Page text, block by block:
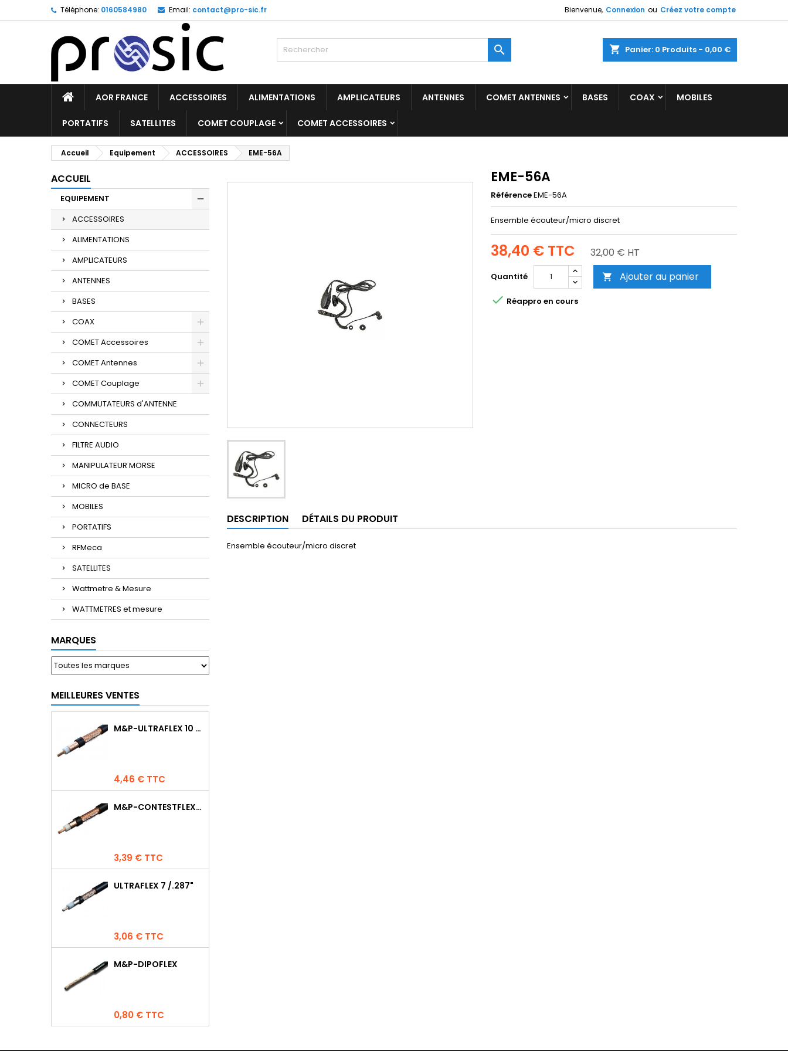
Téléphone: 0160584980 Email: contact@pro-sic.fr Bienvenue, Connexion ou Créez votre compte
shopping_cart Panier: 0 Produits - 0,00 €

AOR FRANCE ACCESSOIRES ALIMENTATIONS AMPLICATEURS ANTENNES COMET ANTENNES BASES COAX MOBILES
PORTATIFS SATELLITES COMET COUPLAGE COMET ACCESSOIRES
Accueil Equipement ACCESSOIRES EME-56A
ACCUEIL
EQUIPEMENT
ACCESSOIRES
ALIMENTATIONS
AMPLICATEURS
ANTENNES
BASES
COAX
COMET Accessoires
COMET Antennes
COMET Couplage
COMMUTATEURS d'ANTENNE
CONNECTEURS
FILTRE AUDIO
MANIPULATEUR MORSE
MICRO de BASE
MOBILES
PORTATIFS
RFMeca
SATELLITES
Wattmetre & Mesure
WATTMETRES et mesure
MARQUES
MEILLEURES VENTES
M&P-ULTRAFLEX 10 COMPETITION
Prix
4,46 € TTC
M&P-CONTESTFLEX10
Prix
3,39 € TTC
ULTRAFLEX 7 /.287"
Prix
3,06 € TTC
M&P-DIPOFLEX
Prix
0,80 € TTC
EME-56A
RéférenceEME-56A
Ensemble écouteur/micro discret
38,40 € TTC 32,00 € HT
Quantité  Ajouter au panier
 Réappro en cours
DESCRIPTION DÉTAILS DU PRODUIT
Ensemble écouteur/micro discret